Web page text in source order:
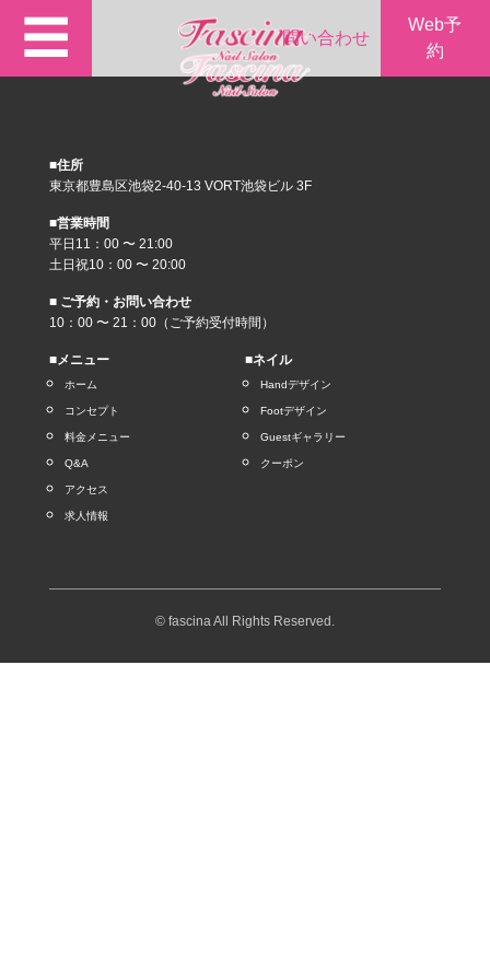
☰ 問い合わせ
Web予
約
■住所
東京都豊島区池袋2-40-13 VORT池袋ビル 3F
■営業時間
平日11：00 〜 21:00
土日祝10：00 〜 20:00
■ ご予約・お問い合わせ
10：00 〜 21：00（ご予約受付時間）
■メニュー
ホーム
コンセプト
料金メニュー
Q&A
アクセス
求人情報
■ネイル
Handデザイン
Footデザイン
Guestギャラリー
クーポン
© fascina All Rights Reserved.